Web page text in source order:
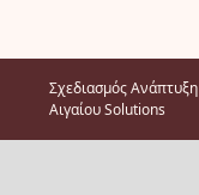
Σχεδιασμός Ανάπτυξη
Αιγαίου Solutions